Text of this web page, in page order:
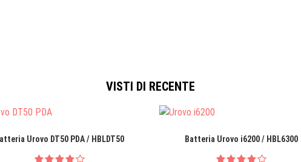
VISTI DI RECENTE
Urovo DT50 PDA / HBLDT50 Batteria Urovo i6200 / HBL6300